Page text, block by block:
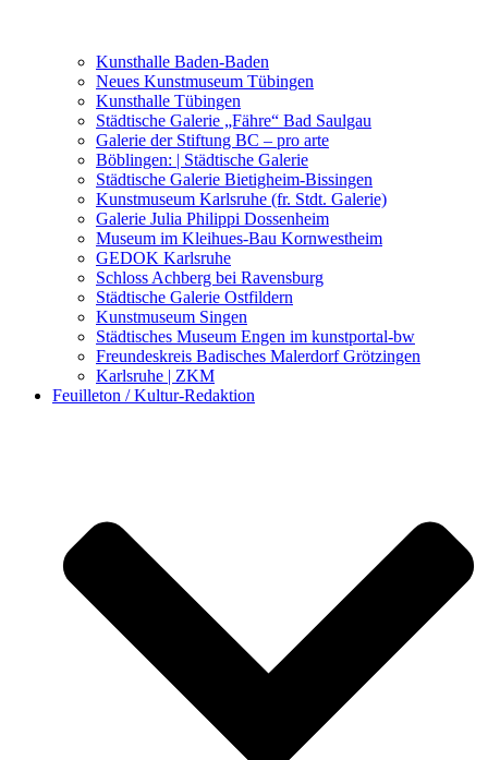
Was seither geschah
Kunstwettbewerbe, Ausschreibungen für Künstler
Kunsthalle Baden-Baden
Neues Kunstmuseum Tübingen
Kunsthalle Tübingen
Städtische Galerie „Fähre“ Bad Saulgau
Galerie der Stiftung BC – pro arte
Böblingen: | Städtische Galerie
Städtische Galerie Bietigheim-Bissingen
Kunstmuseum Karlsruhe (fr. Stdt. Galerie)
Galerie Julia Philippi Dossenheim
Museum im Kleihues-Bau Kornwestheim
GEDOK Karlsruhe
Schloss Achberg bei Ravensburg
Städtische Galerie Ostfildern
Kunstmuseum Singen
Städtisches Museum Engen im kunstportal-bw
Freundeskreis Badisches Malerdorf Grötzingen
Karlsruhe | ZKM
Feuilleton / Kultur-Redaktion